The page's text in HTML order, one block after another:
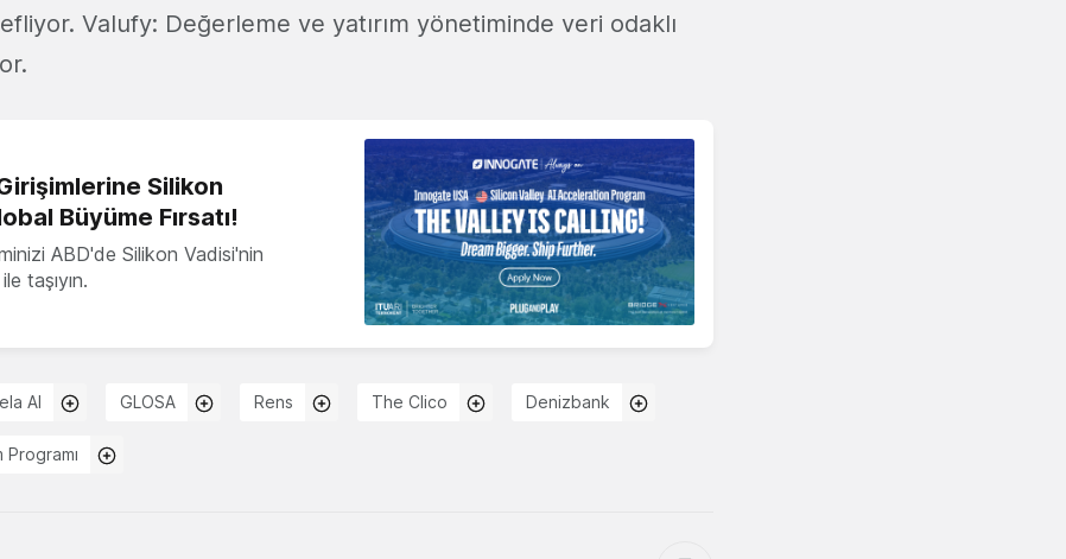
Valufy: Değerleme ve yatırım yönetiminde veri odaklı
Silikon
Büyüme Fırsatı!
ABD'de Silikon Vadisi'nin
taşıyın.
AI GLOSA Rens The Clico Denizbank